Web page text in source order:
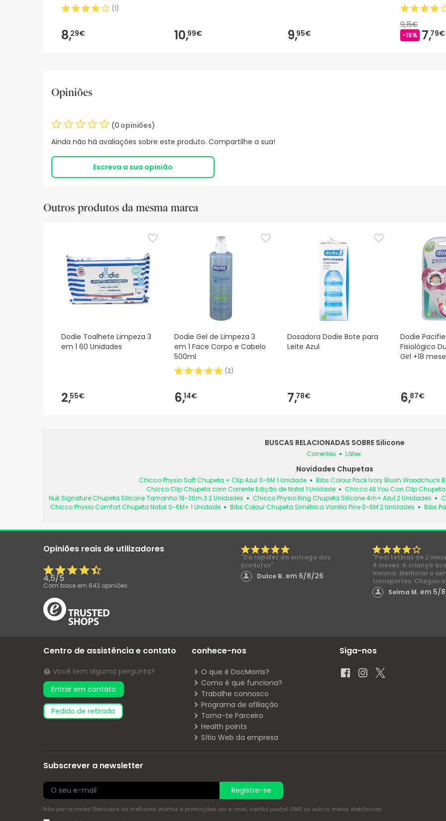
(1)
8,29€ 10,99€ 9,95€
9,15€
-15% 7,79€
Opiniões
(0 opiniões)
Ainda não há avaliações sobre este produto. Compartilhe a sua!
Escreva a sua opinião
Outros produtos da mesma marca
Dodie Toalhete Limpeza 3
em 1 60 Unidades
2,55€
Dodie Gel de Limpeza 3
em 1 Face Corpo e Cabelo
500ml
(2)
6,14€
Dosadora Dodie Bote para
Leite Azul
7,78€
Dodie
Fisiológico
Girl +18
6,87€
BUSCAS RELACIONADAS SOBRE Silicone
Correntes Látex
Novidades Chupetas
Chicco Physio Soft Chupeta + Clip Azul 0-6M 1 Unidade
Bibs Colour Pack Ivory Blush Woodchuck
Chicco Clip Chupeta com Corrente Edição de Natal 1 Unidade
Chicco All You Can Clip
Nuk Signature Chupeta Silicone Tamanho 18-36m 3 2 Unidades
Chicco Physio Ring Chupeta Silicone 4m+ Azul 2 Unidades
Chicco Physio Comfort Chupeta Natal 0-6M+ 1 Unidade
Bibs Colour Chupeta Simétrica Vanilla Pine 0-6M 2 Unidades Bibs
Opiniões reais de utilizadores
4,5/5
Com base em 643 opiniões
"Da rapidez da entrega dos
produtos"
Dulce B. em 6/8/26
"Pedi tetinas de 2
4 meses. A criança
mesma. Melhorar o
transportes. Chegou
Selma M.em 5/
Centro de assistência e contato
Você tem alguma pergunta?
Entrar em contato
pedido de retirada
conhece-nos
O que é DocMorris?
Como é que funciona?
Trabalhe connosco
Programa de afiliação
Torna-te Parceiro
Health points
Sítio Web da empresa
Siga-nos
Subscrever a newsletter
Registre-se
Não perca nada! Descubra as melhores ofertas e promoções via e-mail, cartão postal, SMS ou outros meios eletrónicos